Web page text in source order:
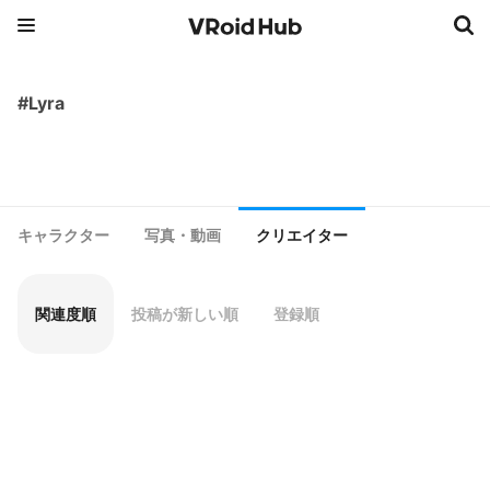
#Lyra
キャラクター 写真・動画 クリエイター
関連度順 投稿が新しい順 登録順